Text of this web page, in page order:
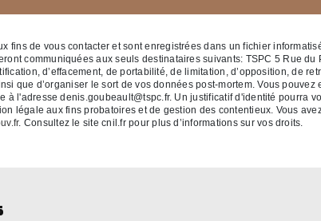
de vous contacter et sont enregistrées dans un fichier
communiquées aux seuls destinataires suivants: TSPC 5 Rue
d’effacement, de portabilité, de limitation, d’opposition, de
que d’organiser le sort de vos données post-mortem. Vous
l'adresse denis.goubeault@tspc.fr. Un justificatif d'identité pourra
légale aux fins probatoires et de gestion des contentieux. Vous
. Consultez le site cnil.fr pour plus d’informations sur vos droits.